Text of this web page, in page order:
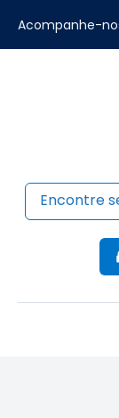
Acompanhe-
Encontre